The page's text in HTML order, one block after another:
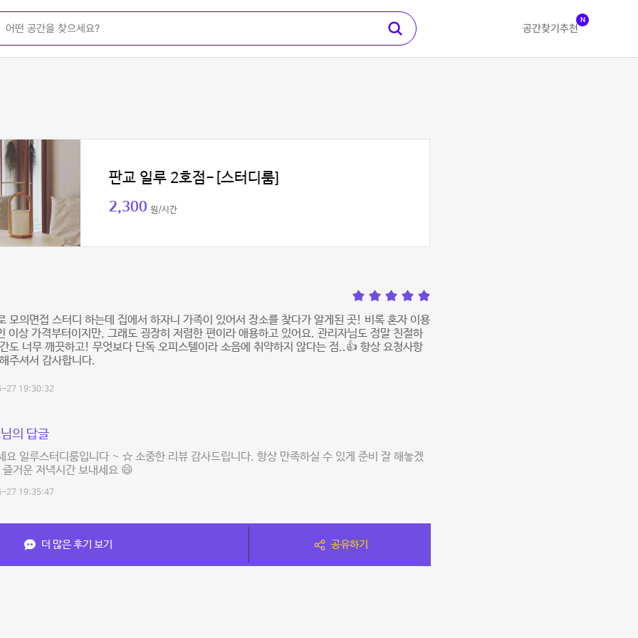
공간찾기 추천
N
판교 일루 2호점-[스터디룸]
2,300 원/시간
모의면접 스터디 하는데 집에서 하자니 가족이 있어서 장소를 찾다가 알게된 곳! 비록 혼자 이용
이상 가격부터이지만, 그래도 굉장히 저렴한 편이라 애용하고 있어요. 관리자님도 정말 친절하
도 너무 깨끗하고! 무엇보다 단독 오피스텔이라 소음에 취약하지 않다는 점..👍 항상 요청사항
주셔서 감사합니다.
27 19:30:32
의 답글
요 일루스터디룸입니다 ~ ☆ 소중한 리뷰 감사드립니다. 항상 만족하실 수 있게 준비 잘 해놓겠
거운 저녁시간 보내세요 😄
27 19:35:47
더 많은 후기 보기 공유하기